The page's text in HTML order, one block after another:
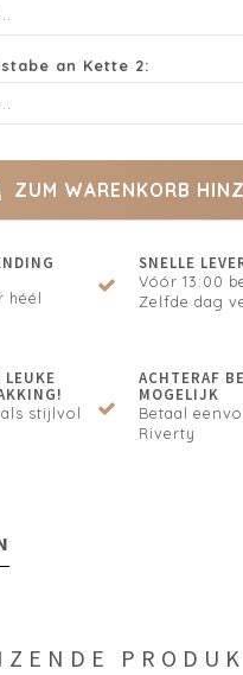
an Kette 2:
ZUM WARENKORB
héél
SNELLE
Vóór 13:00
Zelfde dag
stijlvol
ACHTERAF
MOGELIJK
Betaal
Riverty